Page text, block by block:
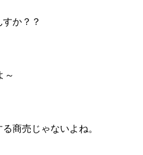
か？？
～
商売じゃないよね。